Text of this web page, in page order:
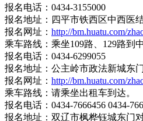
报名电话：0434-3155000
报名地址：四平市铁西区中西医
报名网址： http://bm.huatu.com/
乘车路线：乘坐109路、129路到
报名电话：0434-6299055
报名地址：公主岭市政法新城东
报名网址： http://bm.huatu.com/
乘车路线：请乘坐出租车到达。
报名电话：0434-7666456 0434-
报名地址：双辽市枫桦钰城东门